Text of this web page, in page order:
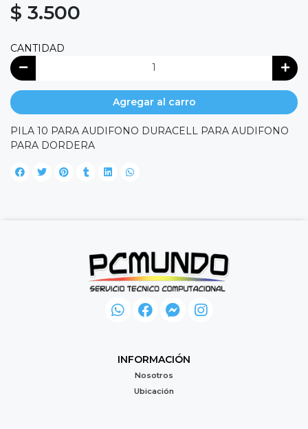
$ 3.500
CANTIDAD
Agregar al carro
PILA 10 PARA AUDIFONO DURACELL PARA AUDIFONO
PARA DORDERA
INFORMACIÓN
Nosotros
Ubicación